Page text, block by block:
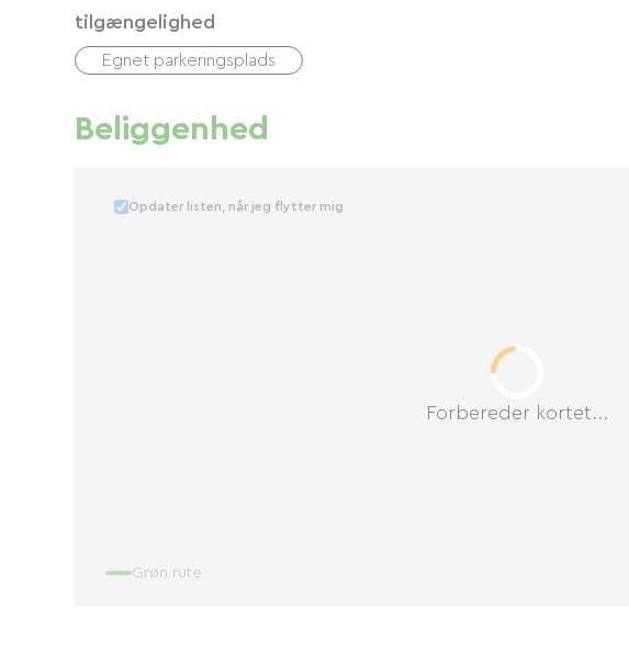
tilgængelighed
Egnet parkeringsplads
Beliggenhed
Forbereder kortet...
Opdater listen, når jeg flytter mig
Grøn rute